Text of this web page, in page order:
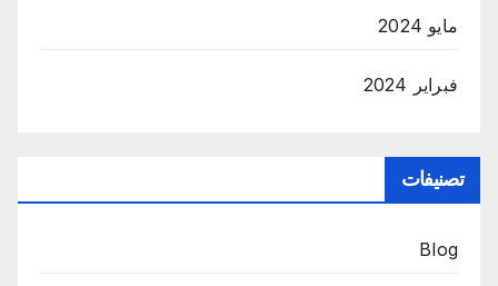
مايو 2024
فبراير 2024
تصنيفات
Blog